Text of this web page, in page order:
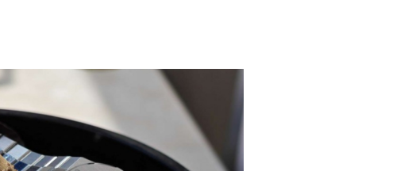
写字楼15层03室（需提前预约）
中心写字楼24层2406B室（需提前预约）
时代广场写字楼9层902室（需提前预约）
号世茂环球金融中心写字楼（芙蓉广场）10层13室（需提前预约）
字楼29层2905室（需提前预约）